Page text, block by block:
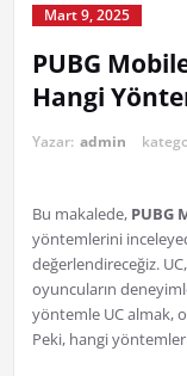
Mart 9, 2025
PUBG
Hangi
Yazar: admin
Bu makalede, PUBG
yöntemlerini
değerlendireceğiz.
oyuncuların
yöntemle UC almak,
Peki, hangi